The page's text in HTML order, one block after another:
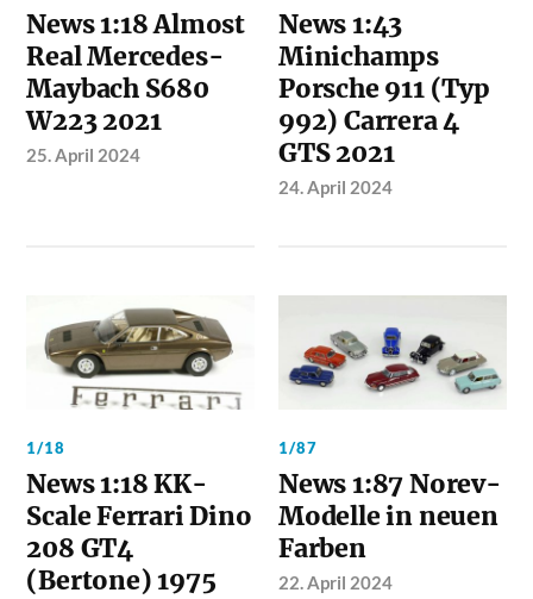
News 1:18 Almost
Real Mercedes-
Maybach S680
W223 2021
25. April 2024
News 1:43
Minichamps
Porsche 911 (Typ
992) Carrera 4
GTS 2021
24. April 2024
1/18
News 1:18 KK-
Scale Ferrari Dino
208 GT4
(Bertone) 1975
1/87
News 1:87 Norev-
Modelle in neuen
Farben
22. April 2024